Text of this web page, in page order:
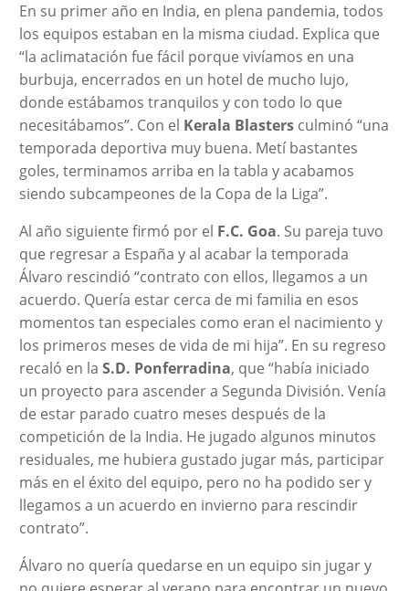
En su primer año en India, en plena pandemia, todos
los equipos estaban en la misma ciudad. Explica que
“la aclimatación fue fácil porque vivíamos en una
burbuja, encerrados en un hotel de mucho lujo,
donde estábamos tranquilos y con todo lo que
necesitábamos”. Con el Kerala Blastersculminó “una
temporada deportiva muy buena. Metí bastantes
goles, terminamos arriba en la tabla y acabamos
siendo subcampeones de la Copa de la Liga”.
Al año siguiente firmó por el F.C. Goa. Su pareja tuvo
que regresar a España y al acabar la temporada
Álvaro rescindió “contrato con ellos, llegamos a un
acuerdo. Quería estar cerca de mi familia en esos
momentos tan especiales como eran el nacimiento y
los primeros meses de vida de mi hija”. En su regreso
recaló en la S.D. Ponferradina, que “había iniciado
un proyecto para ascender a Segunda División. Venía
de estar parado cuatro meses después de la
competición de la India. He jugado algunos minutos
residuales, me hubiera gustado jugar más, participar
más en el éxito del equipo, pero no ha podido ser y
llegamos a un acuerdo en invierno para rescindir
contrato”.
Álvaro no quería quedarse en un equipo sin jugar y